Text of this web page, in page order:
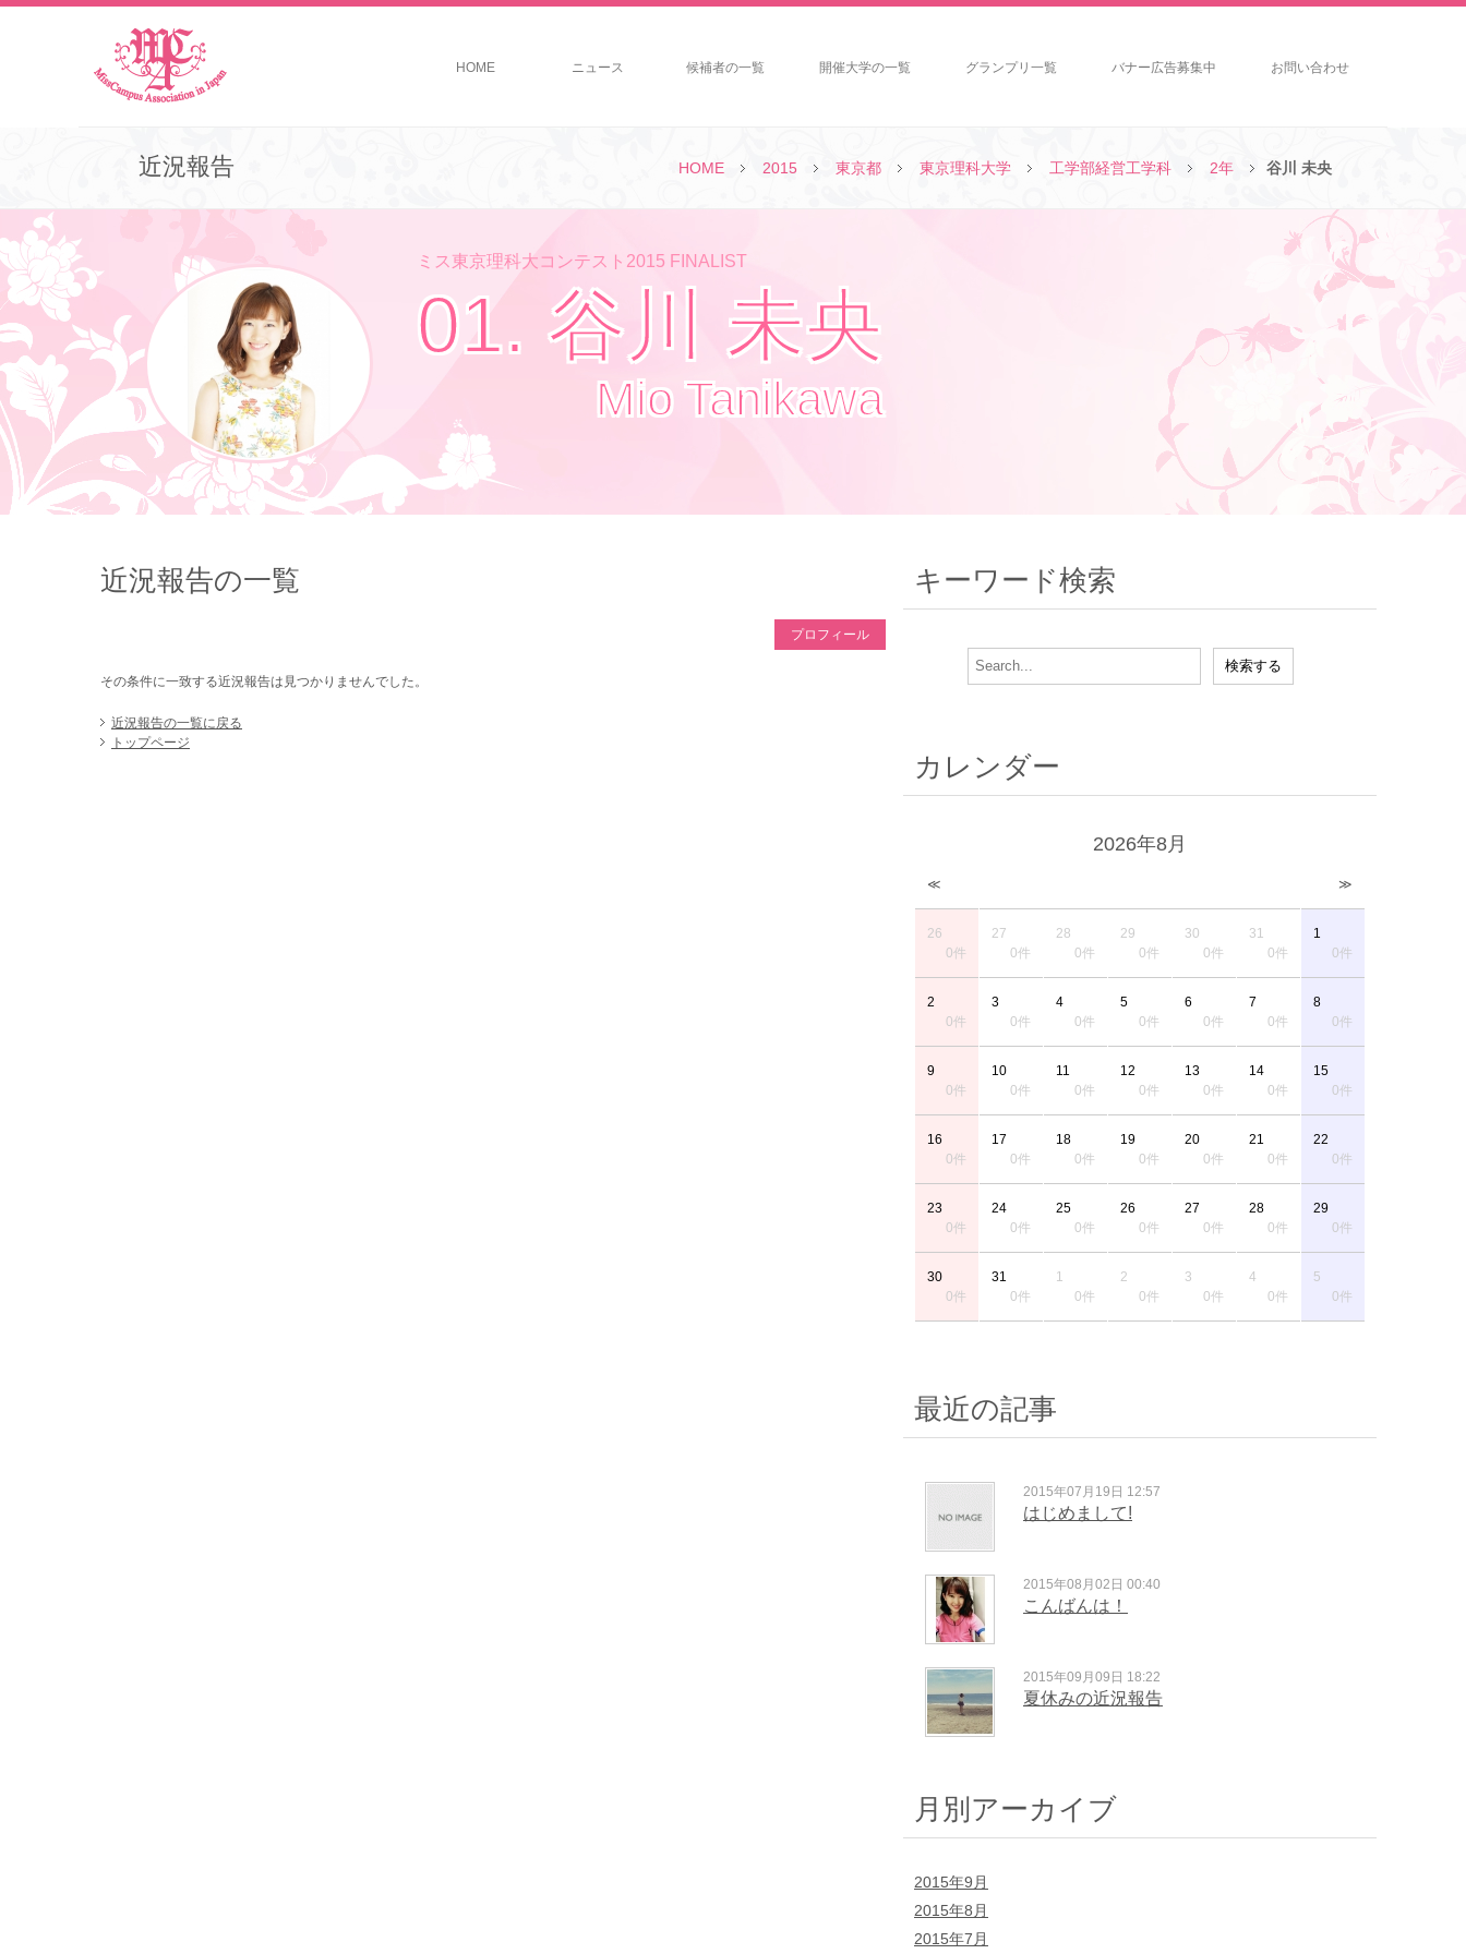
HOME ニュース 候補者の一覧 開催大学の一覧 グランプリ一覧 バナー広告募集中 お問い合わせ
HOME 2015 東京都 東京理科大学 工学部経営工学科 2年 谷川 未央
近況報告
ミス東京理科大コンテスト2015 FINALIST
01. 谷川 未央
Mio Tanikawa
近況報告の一覧
プロフィール
その条件に一致する近況報告は見つかりませんでした。
近況報告の一覧に戻る
トップページ
キーワード検索
カレンダー
2026年8月
≪ ≫
26
0件
27
0件
28
0件
29
0件
30
0件
31
0件
1
0件
2
0件
3
0件
4
0件
5
0件
6
0件
7
0件
8
0件
9
0件
10
0件
11
0件
12
0件
13
0件
14
0件
15
0件
16
0件
17
0件
18
0件
19
0件
20
0件
21
0件
22
0件
23
0件
24
0件
25
0件
26
0件
27
0件
28
0件
29
0件
30
0件
31
0件
1
0件
2
0件
3
0件
4
0件
5
0件
最近の記事
はじめまして!
2015年07月19日 12:57
こんばんは！
2015年08月02日 00:40
夏休みの近況報告
2015年09月09日 18:22
月別アーカイブ
2015年9月
2015年8月
2015年7月